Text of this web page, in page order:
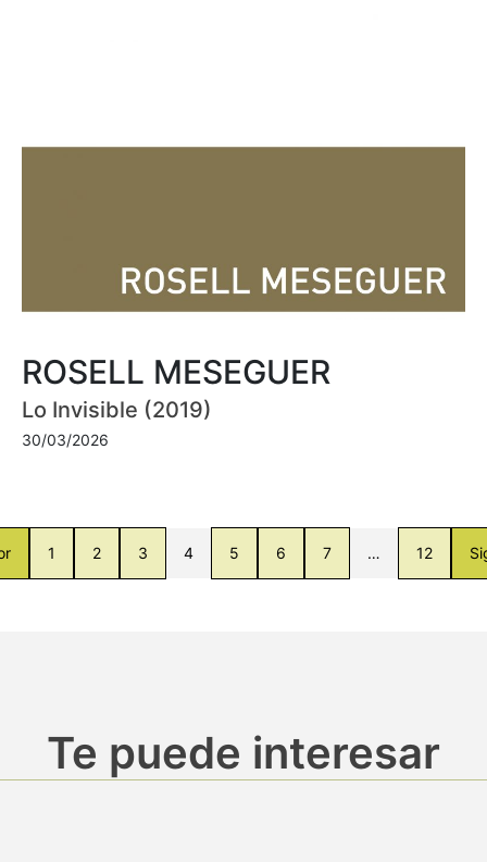
ROSELL MESEGUER
Lo Invisible (2019)
30/03/2026
1 2 3 4 5 6 7 … 12
Te puede interesar